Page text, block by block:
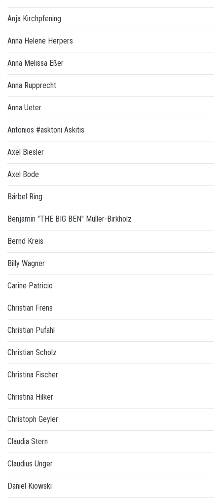
Anja Kirchpfening
Anna Helene Herpers
Anna Melissa Eßer
Anna Rupprecht
Anna Ueter
Antonios #asktoni Askitis
Axel Biesler
Axel Bode
Bärbel Ring
Benjamin "THE BIG BEN" Müller-Birkholz
Bernd Kreis
Billy Wagner
Carine Patricio
Christian Frens
Christian Pufahl
Christian Scholz
Christina Fischer
Christina Hilker
Christoph Geyler
Claudia Stern
Claudius Unger
Daniel Kiowski